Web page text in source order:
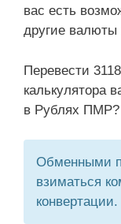
вас есть
другие
Перевести
калькулятора
в Рублях ПМР?
Обменными
взиматься
конвертации.